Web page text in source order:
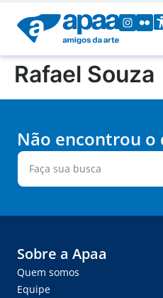
Rafael Souza
Não encontrou o
Sobre a Apaa
Quem somos
Equipe